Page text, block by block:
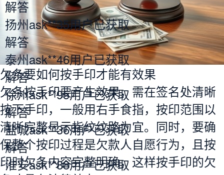
欠条要如何按手印才能有效果
欠条按手印要产生效果，需在签名处清晰
按下手印，一般用右手食指，按印范围以
清晰完整显示指纹纹路为宜。同时，要确
保整个按印过程是欠款人自愿行为，且按
印时欠条内容完整明确，这样按手印的欠
解答
扬州ask**35用户已获取
解答
泰州ask**46用户已获取
解答
徐州ask**95用户已获取
解答
盐城ask**36用户已获取
解答
淮安ask**88用户已获取